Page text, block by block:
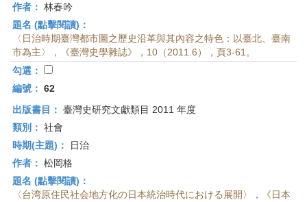
究
所-
首
頁
作者： 林春吟
題名 (點擊閱讀)：
〈日治時期臺灣都市圖之歷史沿革與其內容之特色：以臺北、臺南
市為主〉，《臺灣史學雜誌》，10（2011.6），頁3-61。
勾選：
編號： 62
出版書目： 臺灣史研究文獻類目 2011 年度
類別： 社會
時期(主題)：
日治
作者： 松岡格
題名 (點擊閱讀)：
〈台湾原住民社会地方化の日本統治時代における展開〉，《日本